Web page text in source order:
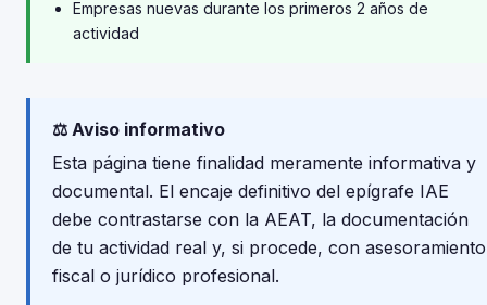
Empresas nuevas durante los primeros 2 años de
actividad
⚖️ Aviso informativo
Esta página tiene finalidad meramente informativa y
documental. El encaje definitivo del epígrafe IAE
debe contrastarse con la AEAT, la documentación
de tu actividad real y, si procede, con asesoramiento
fiscal o jurídico profesional.